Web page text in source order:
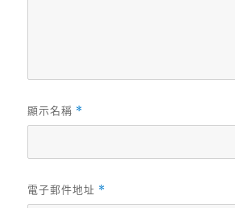
顯示名稱 *
電子郵件地址 *